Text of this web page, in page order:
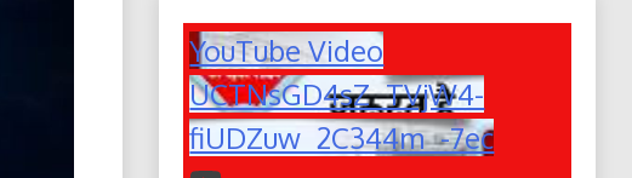
YouTube Video
UCTNsGD4sZ_TVjW4-
fiUDZuw_2C344m_-7ec